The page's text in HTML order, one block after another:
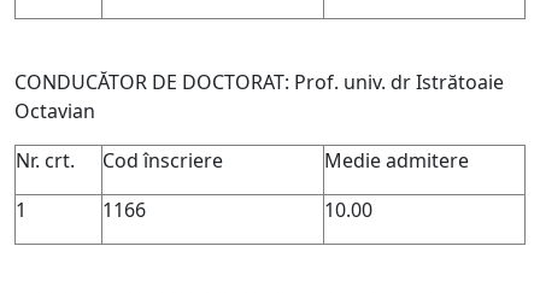
CONDUCĂTOR DE DOCTORAT: Prof. univ. dr Istrătoaie
Octavian
Nr. crt.
Cod înscriere
Medie admitere
1
1166 10.00